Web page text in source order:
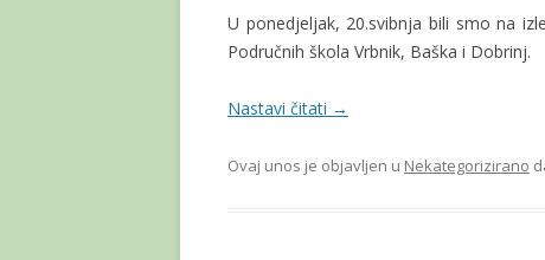
U ponedjeljak, 20.svibnja bili smo na
Područnih škola Vrbnik, Baška i Dobrinj.
Nastavi čitati →
Ovaj unos je objavljen u Nekategorizirano